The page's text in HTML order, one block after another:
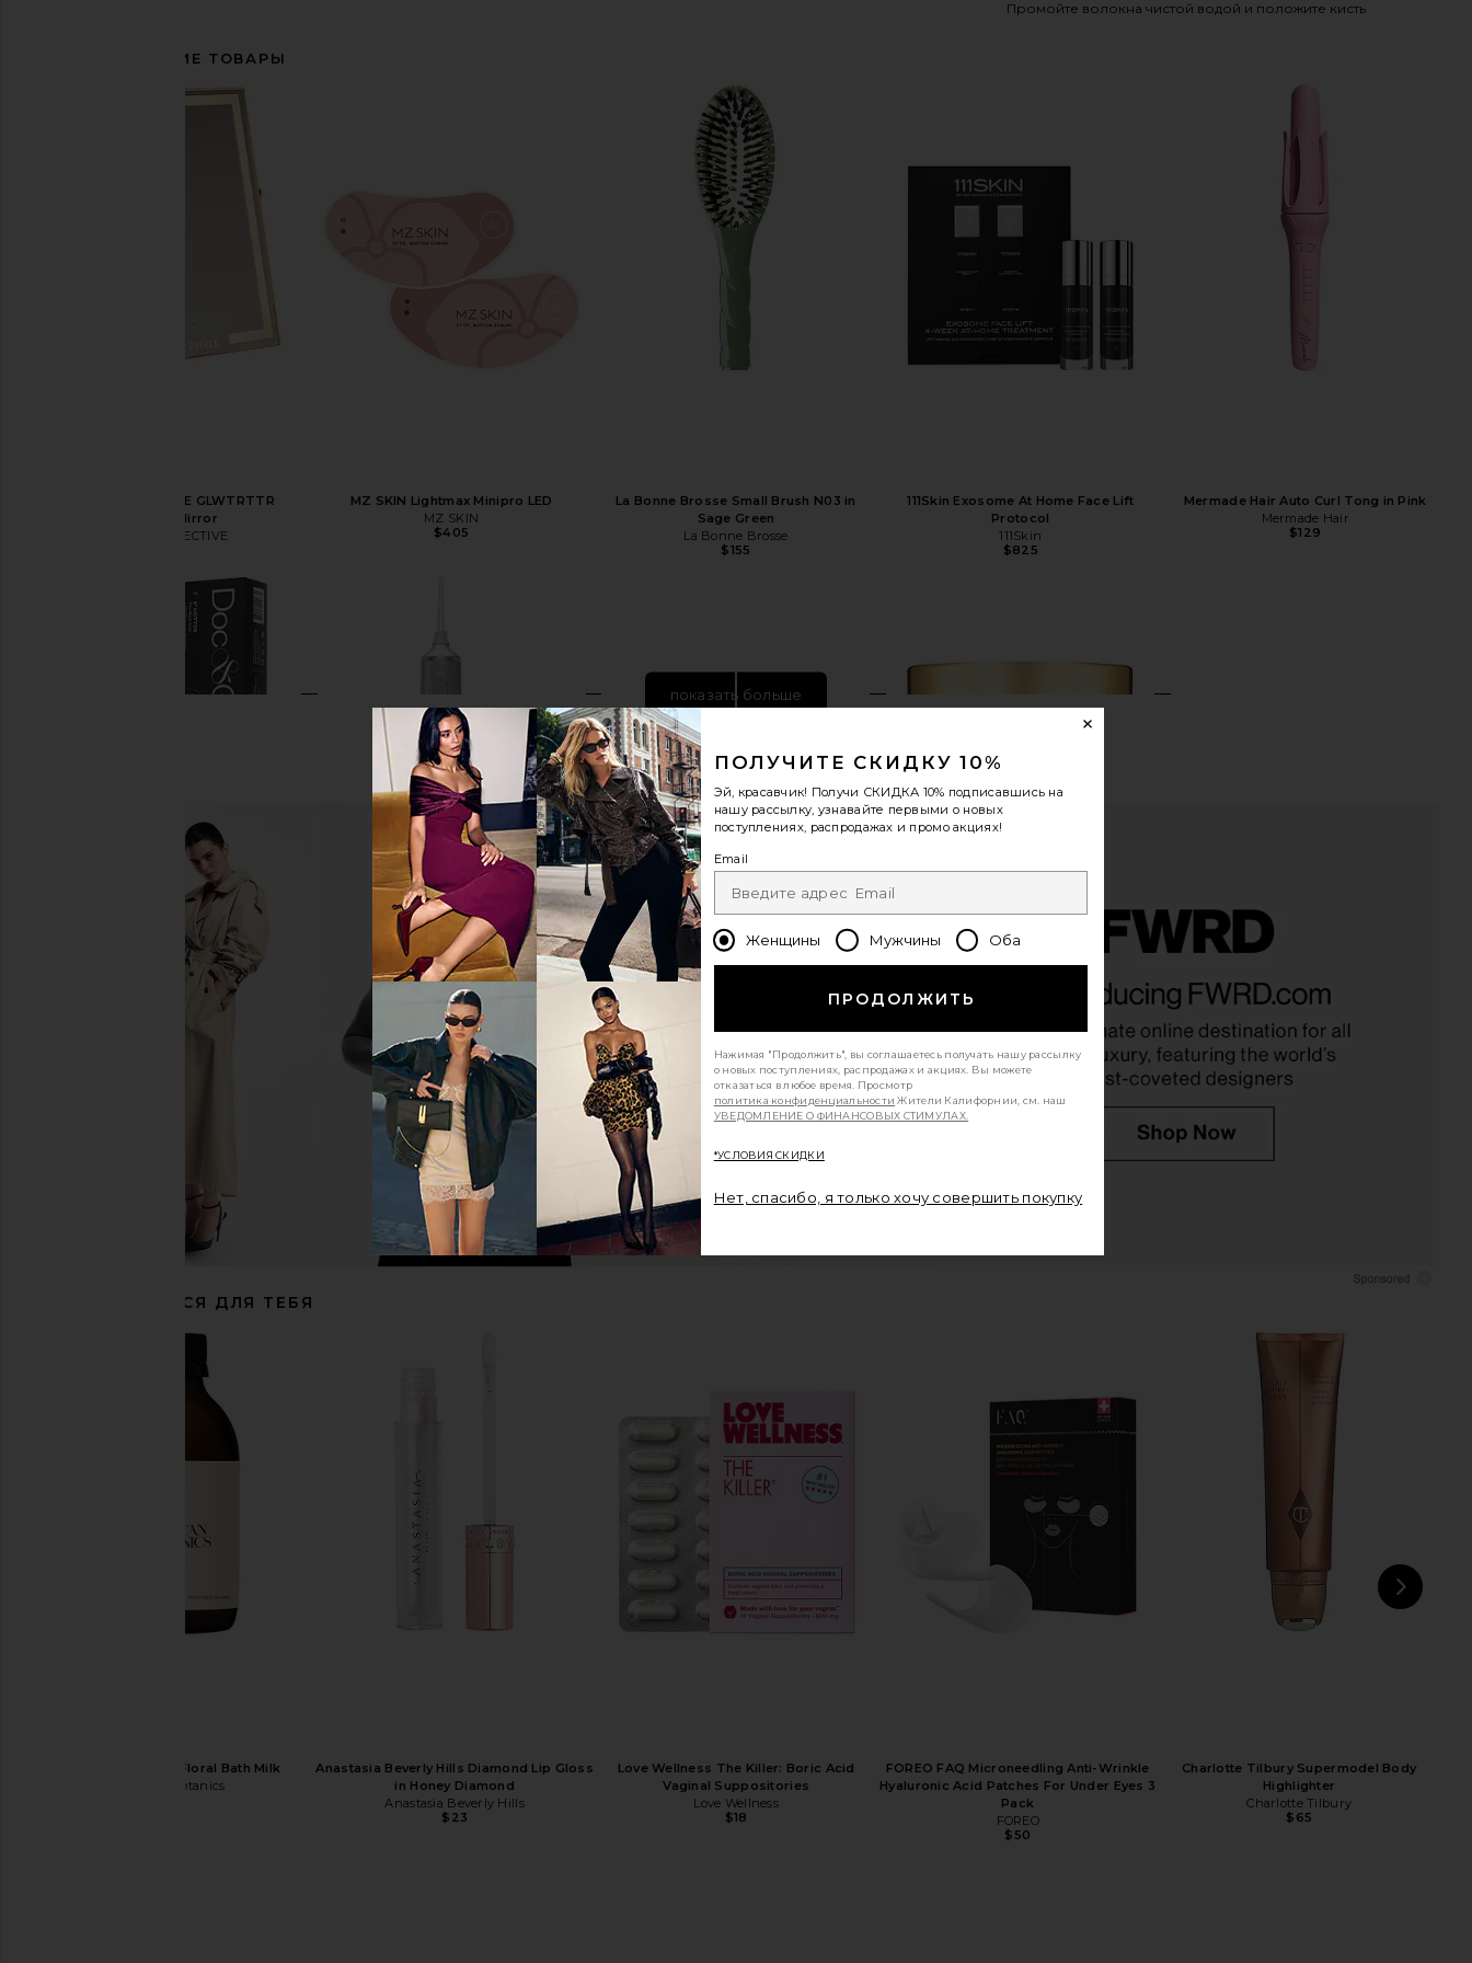
Промойте волокна чистой водой и положите кисть
СОПУТСТВУЮЩИЕ ТОВАРЫ
ETOILE COLLECTIVE GLWTRTTR
Portable Mirror
ETOILE COLLECTIVE
MZ SKIN Lightmax Minipro LED
MZ SKIN
$405
La Bonne Brosse Small Brush N03 in
Sage Green
La Bonne Brosse
$155
111Skin Exosome At Home Face Lift
Protocol
111Skin
$825
Mermade Hair Auto Curl Tong in Pink
Mermade Hair
$129
Doc & Glo Large 8 Hotter: The Sleek
Iron 1.45" Titanium Plates
supersmile Zina Water Flosser in Silver
supersmile
$110
MZ SKIN The Rich Moisturiser
cadence The Overnight Essentials in
Sand
cadence
$102
Dr. Barbara Sturm Brightening Serum
Dr. Barbara Sturm
TILT Beauty The Steddie Tilt-Up Vanity +
Line Smoothing Device in Lavender
Hair Care Device in Black
LADUORA
$300
показать больше
РЕКОМЕНДУЕТСЯ ДЛЯ ТЕБЯ
African Botanics Floral Bath Milk
African Botanics
Anastasia Beverly Hills Diamond Lip Gloss
in Honey Diamond
Anastasia Beverly Hills
$23
Love Wellness The Killer: Boric Acid
Vaginal Suppositories
Love Wellness
$18
FOREO FAQ Microneedling Anti-Wrinkle
Hyaluronic Acid Patches For Under Eyes 3
Pack
FOREO
$50
Charlotte Tilbury Supermodel Body
Highlighter
Charlotte Tilbury
$65
ПОЛУЧИТЕ СКИДКУ 10%
Эй, красавчик! Получи СКИДКА 10% подписавшись на
нашу рассылку, узнавайте первыми о новых
поступлениях, распродажах и промо акциях!
Email
Женщины Мужчины Оба
ПРОДОЛЖИТЬ
Нажимая "Продолжить", вы соглашаетесь получать нашу рассылку
о новых поступлениях, распродажах и акциях. Вы можете
отказаться в любое время. Просмотр
политика конфиденциальности Жители Калифорнии, см. наш
УВЕДОМЛЕНИЕ О ФИНАНСОВЫХ СТИМУЛАХ.
*УСЛОВИЯ СКИДКИ
Нет, спасибо, я только хочу совершить покупку